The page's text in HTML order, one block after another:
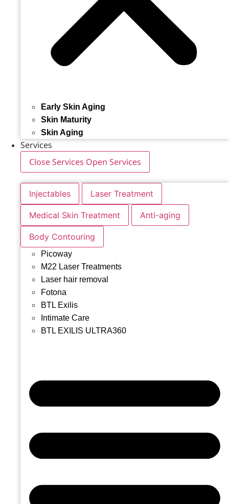
Early Skin Aging
Skin Maturity
Skin Aging
Services
Close Services Open Services
Injectables Laser Treatment
Medical Skin Treatment Anti-aging
Body Contouring
Picoway
M22 Laser Treatments
Laser hair removal
Fotona
BTL Exilis
Intimate Care
BTL EXILIS ULTRA360